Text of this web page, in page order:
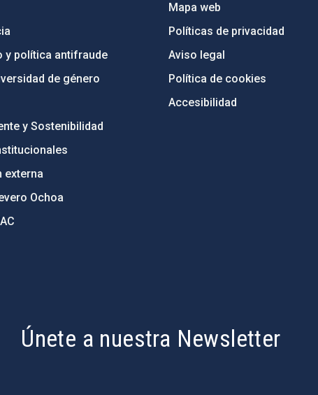
y política antifraude
de género
y Sostenibilidad
externa
Ochoa
Mapa web
Políticas de privacidad
Aviso legal
Política de cookies
Accesibilidad
Únete a nuestra Newsletter